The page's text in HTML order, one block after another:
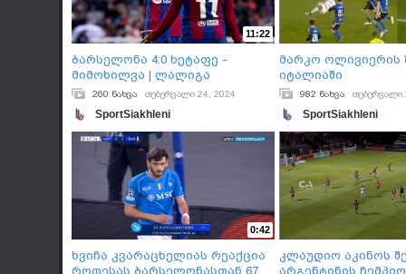
11:22
ბარსელონა 4:0 ხეტაფე -
მიმოხილვა | ლალიგა
260 ნახვა თებერვალი 24, 2024
SportSiakhleni
მარკო ოლივიერის
იტალიაში
982 ნახვა თებერვალი
SportSiakhleni
0:42
ხვიჩა კვარაცხელიას რეაქცია
როდესას ბარსელონასთან 67
კლაუდიო აკინოს
არგენტინის